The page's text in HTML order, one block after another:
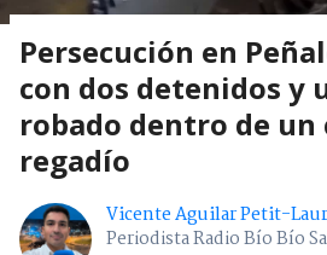
Persecución en
con dos detenidos y
robado dentro de un
regadío
Vicente Aguilar Petit-
Periodista Radio Bío Bío